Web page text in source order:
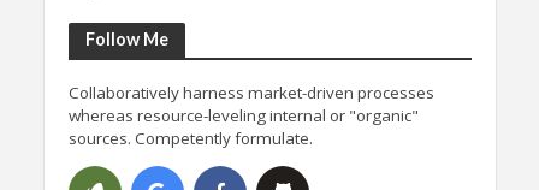
Follow Me
Collaboratively harness market-driven processes
whereas resource-leveling internal or "organic"
sources. Competently formulate.